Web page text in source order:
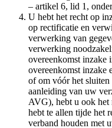
– artikel 6, lid 1,
U hebt het recht op
op rectificatie en
verwerking van
verwerking
overeenkomst inzake
overeenkomst inzake
of om vóór het sluiten
aanleiding van uw
AVG), hebt u ook het
hebt te allen tijde het
verband houden met